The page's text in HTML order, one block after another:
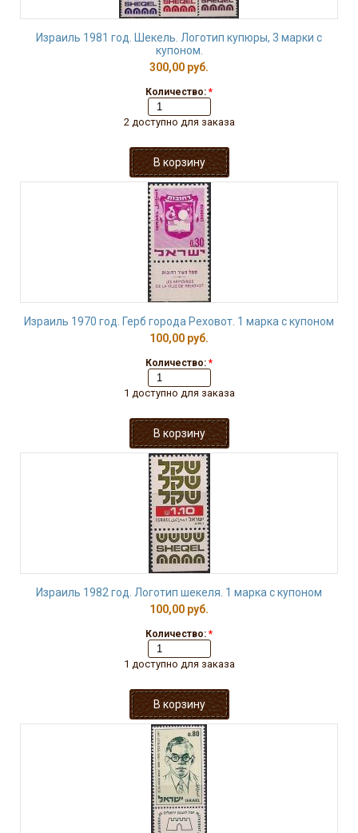
Израиль 1981 год. Шекель. Логотип купюры, 3 марки с
купоном.
300,00 руб.
Количество: *
2 доступно для заказа
Израиль 1970 год. Герб города Реховот. 1 марка с купоном
100,00 руб.
Количество: *
1 доступно для заказа
Израиль 1982 год. Логотип шекеля. 1 марка с купоном
100,00 руб.
Количество: *
1 доступно для заказа